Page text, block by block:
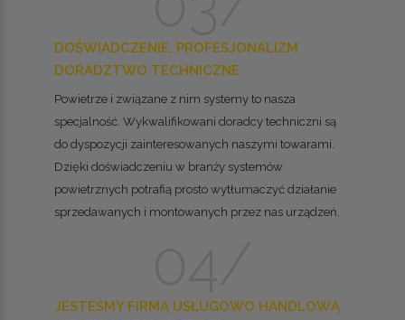
DOŚWIADCZENIE, PROFESJONALIZM
DORADZTWO TECHNICZNE
Powietrze i związane z nim systemy to nasza
specjalność. Wykwalifikowani doradcy techniczni są
do dyspozycji zainteresowanych naszymi towarami.
Dzięki doświadczeniu w branży systemów
powietrznych potrafią prosto wytłumaczyć działanie
sprzedawanych i montowanych przez nas urządzeń.
JESTEŚMY FIRMĄ USŁUGOWO HANDLOWĄ